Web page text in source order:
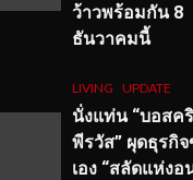
ว้าวพร้อมกัน 8
ธันวาคมนี้
LIVING UPDATE
นั่งแท่น “บอสค
พีรวัส” ผุดธุรกิ
เอง “สลัดแห่งอ